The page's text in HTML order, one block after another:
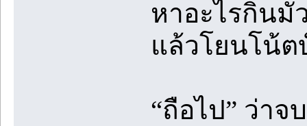
หาอะไรกินมั่
แล้วโยนโน้ต
“ถือไป” ว่า